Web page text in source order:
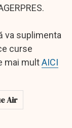
va suplimenta
curse
mai multAICI
Air